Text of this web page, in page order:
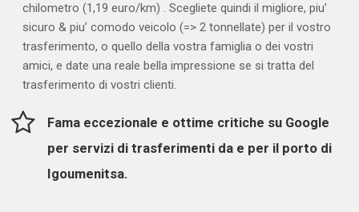
chilometro (1,19 euro/km) . Scegliete quindi il migliore, piu’
sicuro & piu’ comodo veicolo (=> 2 tonnellate) per il vostro
trasferimento, o quello della vostra famiglia o dei vostri
amici, e date una reale bella impressione se si tratta del
trasferimento di vostri clienti.
Fama eccezionale e ottime critiche su Google
per servizi di trasferimenti da e per il porto di
Igoumenitsa.